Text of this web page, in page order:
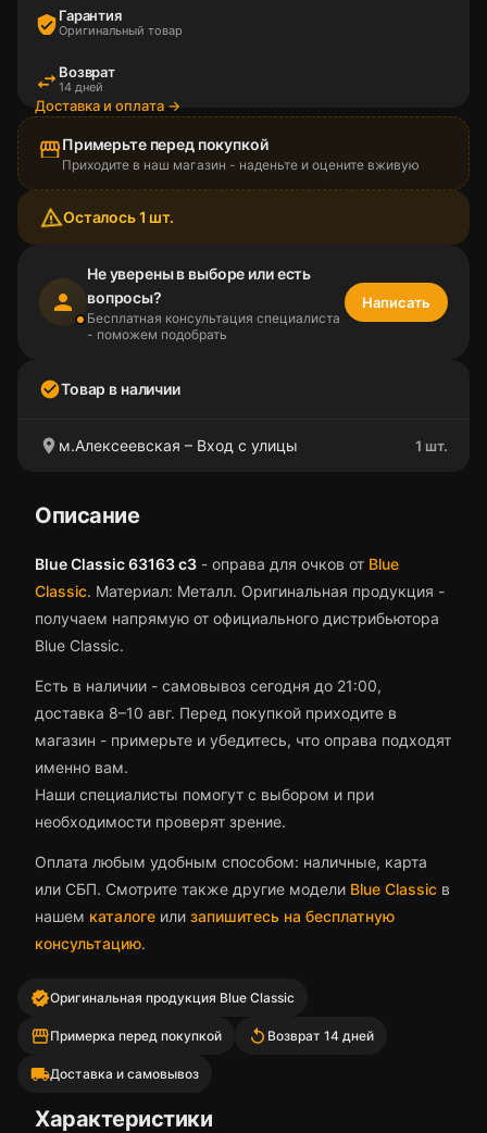
verified_userГарантия
Оригинальный товар
swap_horiz Возврат
14 дней
Доставка и оплата →
storefrontПримерьте перед покупкой
Приходите в наш магазин - наденьте и оцените вживую
warning_amberОсталось 1 шт.
person
Не уверены в выборе или есть
вопросы?
Бесплатная консультация специалиста
- поможем подобрать
Написать
check_circleТовар в наличии
location_on м.Алексеевская – Вход с улицы 1 шт.
Описание
Blue Classic 63163 c3 - оправа для очков от Blue
Classic. Материал: Металл. Оригинальная продукция -
получаем напрямую от официального дистрибьютора
Blue Classic.
Есть в наличии - самовывоз сегодня до 21:00,
доставка 8–10 авг. Перед покупкой приходите в
магазин - примерьте и убедитесь, что оправа подходят
именно вам.
Наши специалисты помогут с выбором и при
необходимости проверят зрение.
Оплата любым удобным способом: наличные, карта
или СБП. Смотрите также другие модели Blue Classic в
нашем каталоге или запишитесь на бесплатную
консультацию.
verifiedОригинальная продукция Blue Classic
storefrontПримерка перед покупкой replay Возврат 14 дней
local_shippingДоставка и самовывоз
Характеристики